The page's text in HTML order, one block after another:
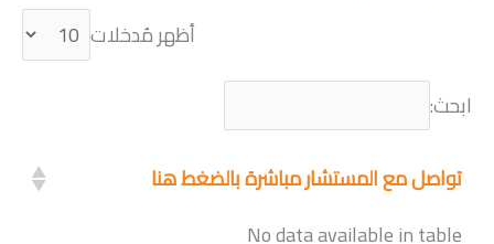
أظهر مُدخلات
ابحث:
تواصل مع المستشار مباشرة بالضغط هنا
No data available in table